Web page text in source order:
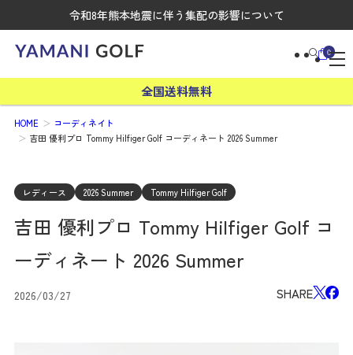
令和8年熊本地震に伴う集配の影響について
0
全国送料無料
HOME
コーディネイト
吉田 優利プロ Tommy Hilfiger Golf コーディネート 2026 Summer
レディース 2026 Summer Tommy Hilfiger Golf
吉田 優利プロ Tommy Hilfiger Golf コ
ーディネート 2026 Summer
2026/03/27 SHARE